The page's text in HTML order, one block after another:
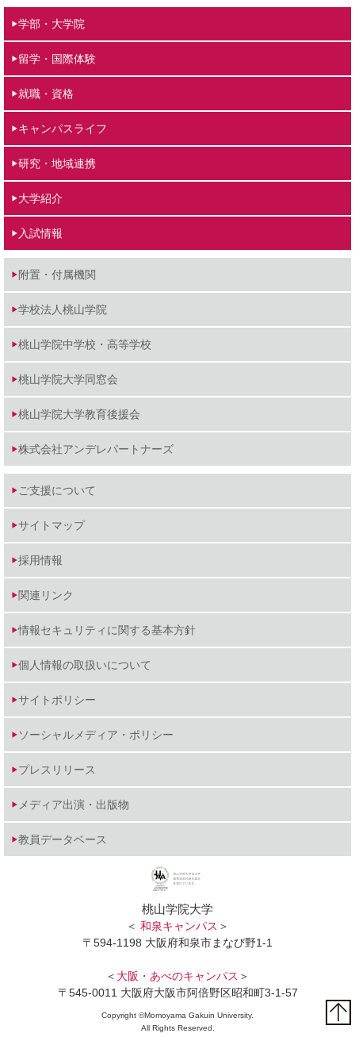
学部・大学院
留学・国際体験
就職・資格
キャンパスライフ
研究・地域連携
大学紹介
入試情報
附置・付属機関
学校法人桃山学院
桃山学院中学校・高等学校
桃山学院大学同窓会
桃山学院大学教育後援会
株式会社アンデレパートナーズ
ご支援について
サイトマップ
採用情報
関連リンク
情報セキュリティに関する基本方針
個人情報の取扱いについて
サイトポリシー
ソーシャルメディア・ポリシー
プレスリリース
メディア出演・出版物
教員データベース
桃山学院大学
＜ 和泉キャンパス ＞
〒594-1198 大阪府和泉市まなび野1-1
＜ 大阪・あべのキャンパス ＞
〒545-0011 大阪府大阪市阿倍野区昭和町3-1-57
Copyright ©Momoyama Gakuin University.
All Rights Reserved.